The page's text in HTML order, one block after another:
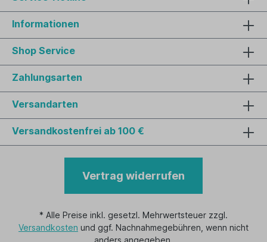
Informationen
Shop Service
Zahlungsarten
Versandarten
Versandkostenfrei ab 100 €
Vertrag widerrufen
* Alle Preise inkl. gesetzl. Mehrwertsteuer zzgl.
Versandkosten und ggf. Nachnahmegebühren, wenn nicht
anders angegeben.